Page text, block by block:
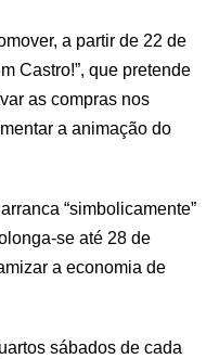
a partir de 22 de
Castro!”, que pretende
as compras nos
a animação do
“simbolicamente”
se até 28 de
a economia de
sábados de cada